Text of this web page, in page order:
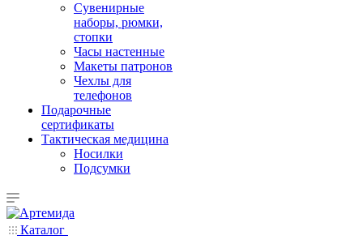
Сувенирные
наборы, рюмки,
стопки
Часы настенные
Макеты патронов
Чехлы для
телефонов
Подарочные
сертификаты
Тактическая медицина
Носилки
Подсумки
Каталог